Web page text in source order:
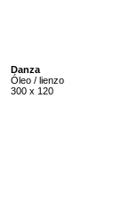
Danza
Óleo / lienzo
300 x 120